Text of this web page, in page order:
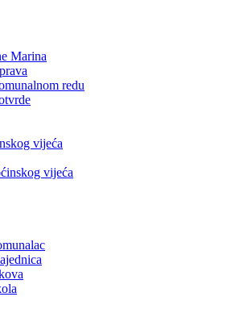
Marina
redu
vijeća
vijeća